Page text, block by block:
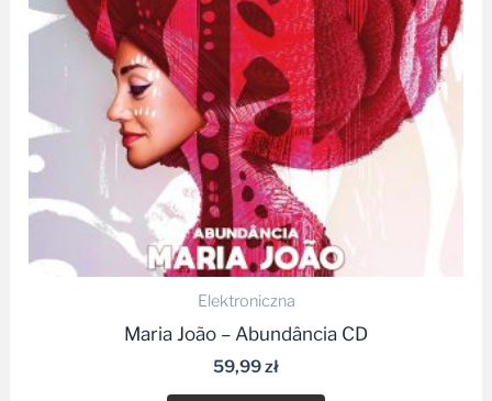
Elektroniczna
Maria João – Abundância CD
59,99zł